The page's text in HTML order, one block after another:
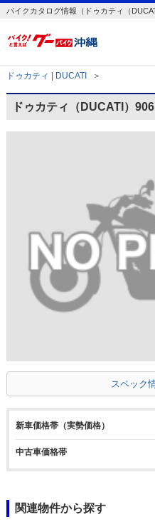
バイクカタログ情報（ドゥカティ（
ドゥカティ | DUCATI ＞
ドゥカティ（DUCATI）
スペック
新車価格帯（実勢価格）
中古車価格帯
関連物件から探す